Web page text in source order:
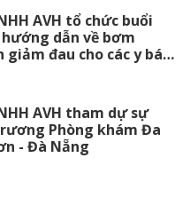
AVH tổ chức buổi
dẫn về bơm
giảm đau cho các y bác
AVH tham dự sự
Phòng khám Đa
- Đà Nẵng